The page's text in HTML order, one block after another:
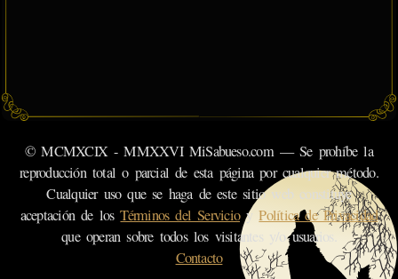
© MCMXCIX - MMXXVI MiSabueso.com — Se prohíbe la
reproducción total o parcial de esta página por cualquier método.
Cualquier uso que se haga de este sitio web constituye
aceptación de losTérminos del ServicioyPolítica de Privacidad
que operan sobre todos los visitantes y/o usuarios.
Contacto